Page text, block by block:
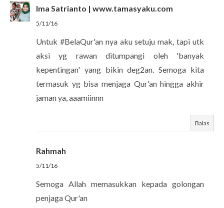
Ima Satrianto | www.tamasyaku.com
5/11/16
Untuk #BelaQur'an nya aku setuju mak, tapi utk
aksi yg rawan ditumpangi oleh 'banyak
kepentingan' yang bikin deg2an. Semoga kita
termasuk yg bisa menjaga Qur'an hingga akhir
jaman ya, aaamiinnn
Balas
Rahmah
5/11/16
Semoga Allah memasukkan kepada golongan
penjaga Qur'an